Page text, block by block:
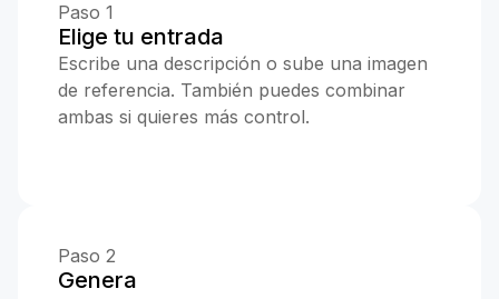
Paso 1
Elige tu entrada
Escribe una descripción o sube una imagen
de referencia. También puedes combinar
ambas si quieres más control.
Paso 2
Genera